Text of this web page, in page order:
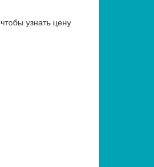
чтобы узнать цену